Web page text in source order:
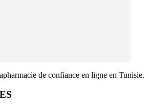
de confiance en ligne en Tunisie.